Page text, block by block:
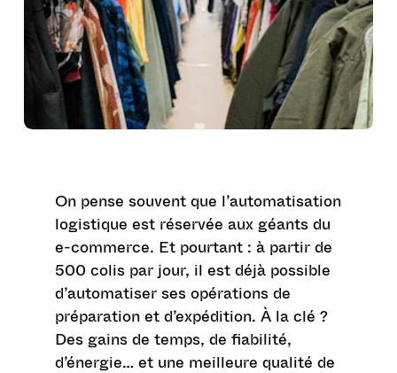
On pense souvent que l’automatisation
logistique est réservée aux géants du
e-commerce. Et pourtant : à partir de
500 colis par jour, il est déjà possible
d’automatiser ses opérations de
préparation et d’expédition. À la clé ?
Des gains de temps, de fiabilité,
d’énergie… et une meilleure qualité de